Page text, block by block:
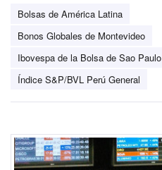
Bolsas de América Latina
Bonos Globales de Montevideo
Ibovespa de la Bolsa de Sao Paulo
Índice S&P/BVL Perú General